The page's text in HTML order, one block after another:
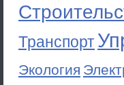
Транспорт
Экология